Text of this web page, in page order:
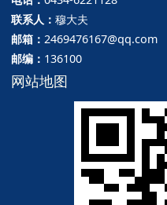
联系人：穆大夫
邮箱：2469476167@qq.com
邮编： 136100
网站地图